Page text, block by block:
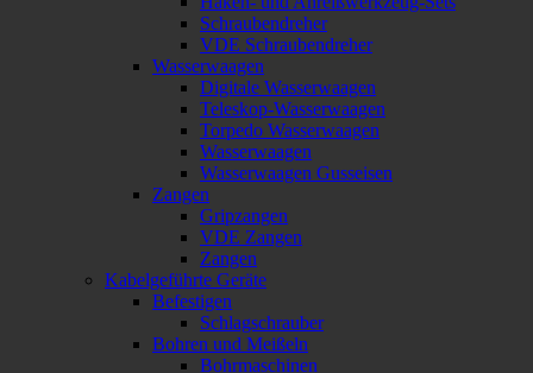
Schraubendreher
VDE Schraubendreher
Wasserwaagen
Digitale Wasserwaagen
Teleskop-Wasserwaagen
Torpedo Wasserwaagen
Wasserwaagen
Wasserwaagen Gusseisen
Zangen
Gripzangen
VDE Zangen
Zangen
Kabelgeführte Geräte
Befestigen
Schlagschrauber
Bohren und Meißeln
Bohrmaschinen